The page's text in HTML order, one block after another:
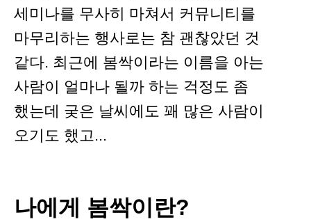
세미나를 무사히 마쳐서 커뮤니티를
마무리하는 행사로는 참 괜찮았던 것
같다. 최근에 봄싹이라는 이름을 아는
사람이 얼마나 될까 하는 걱정도 좀
했는데 궂은 날씨에도 꽤 많은 사람이
오기도 했고...
나에게 봄싹이란?